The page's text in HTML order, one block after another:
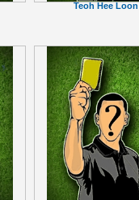
Teoh Hee Loon